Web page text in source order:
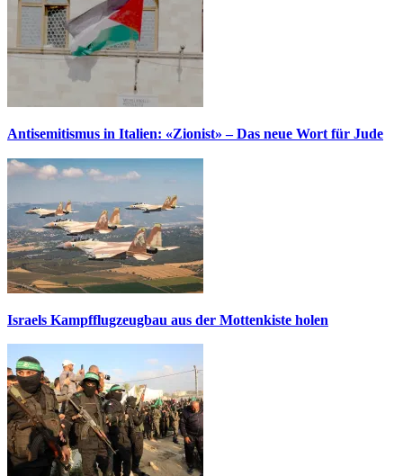
Antisemitismus in Italien: «Zionist» – Das neue Wort für Jude
Israels Kampfflugzeugbau aus der Mottenkiste holen